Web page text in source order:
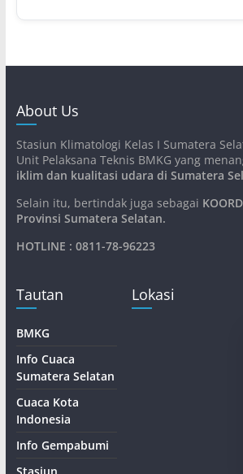
About Us
Stasiun Klimatologi Kelas I Sumatera
Unit Pelaksana Teknis BMKG yang
iklim dan kualitasi udara di Sumatera
Selain itu, bertindak juga sebagai
Provinsi Sumatera Selatan.
HOTLINE : 0811-78-96223
Tautan
BMKG
Info Cuaca
Sumatera Selatan
Cuaca Kota
Indonesia
Info Gempabumi
Stasiun
Lokasi